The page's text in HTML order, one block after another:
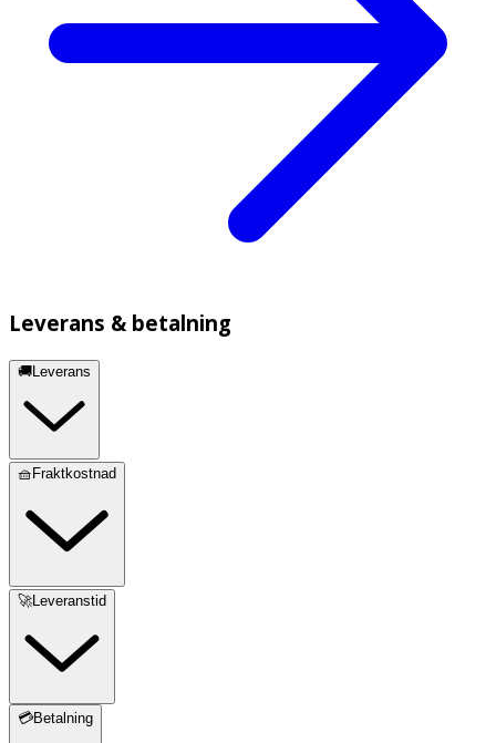
Leverans & betalning
🚚Leverans
🧺Fraktkostnad
🚀Leveranstid
💳Betalning